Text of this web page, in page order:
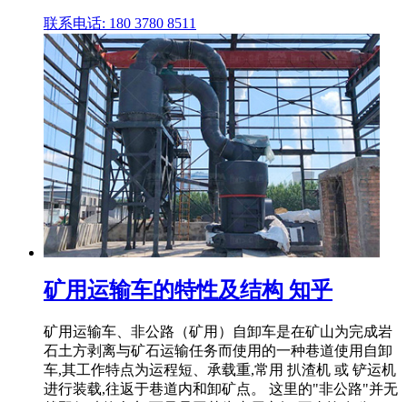
联系电话: 180 3780 8511
矿用运输车的特性及结构 知乎
矿用运输车、非公路（矿用）自卸车是在矿山为完成岩
石土方剥离与矿石运输任务而使用的一种巷道使用自卸
车,其工作特点为运程短、承载重,常用 扒渣机 或 铲运机
进行装载,往返于巷道内和卸矿点。 这里的"非公路"并无